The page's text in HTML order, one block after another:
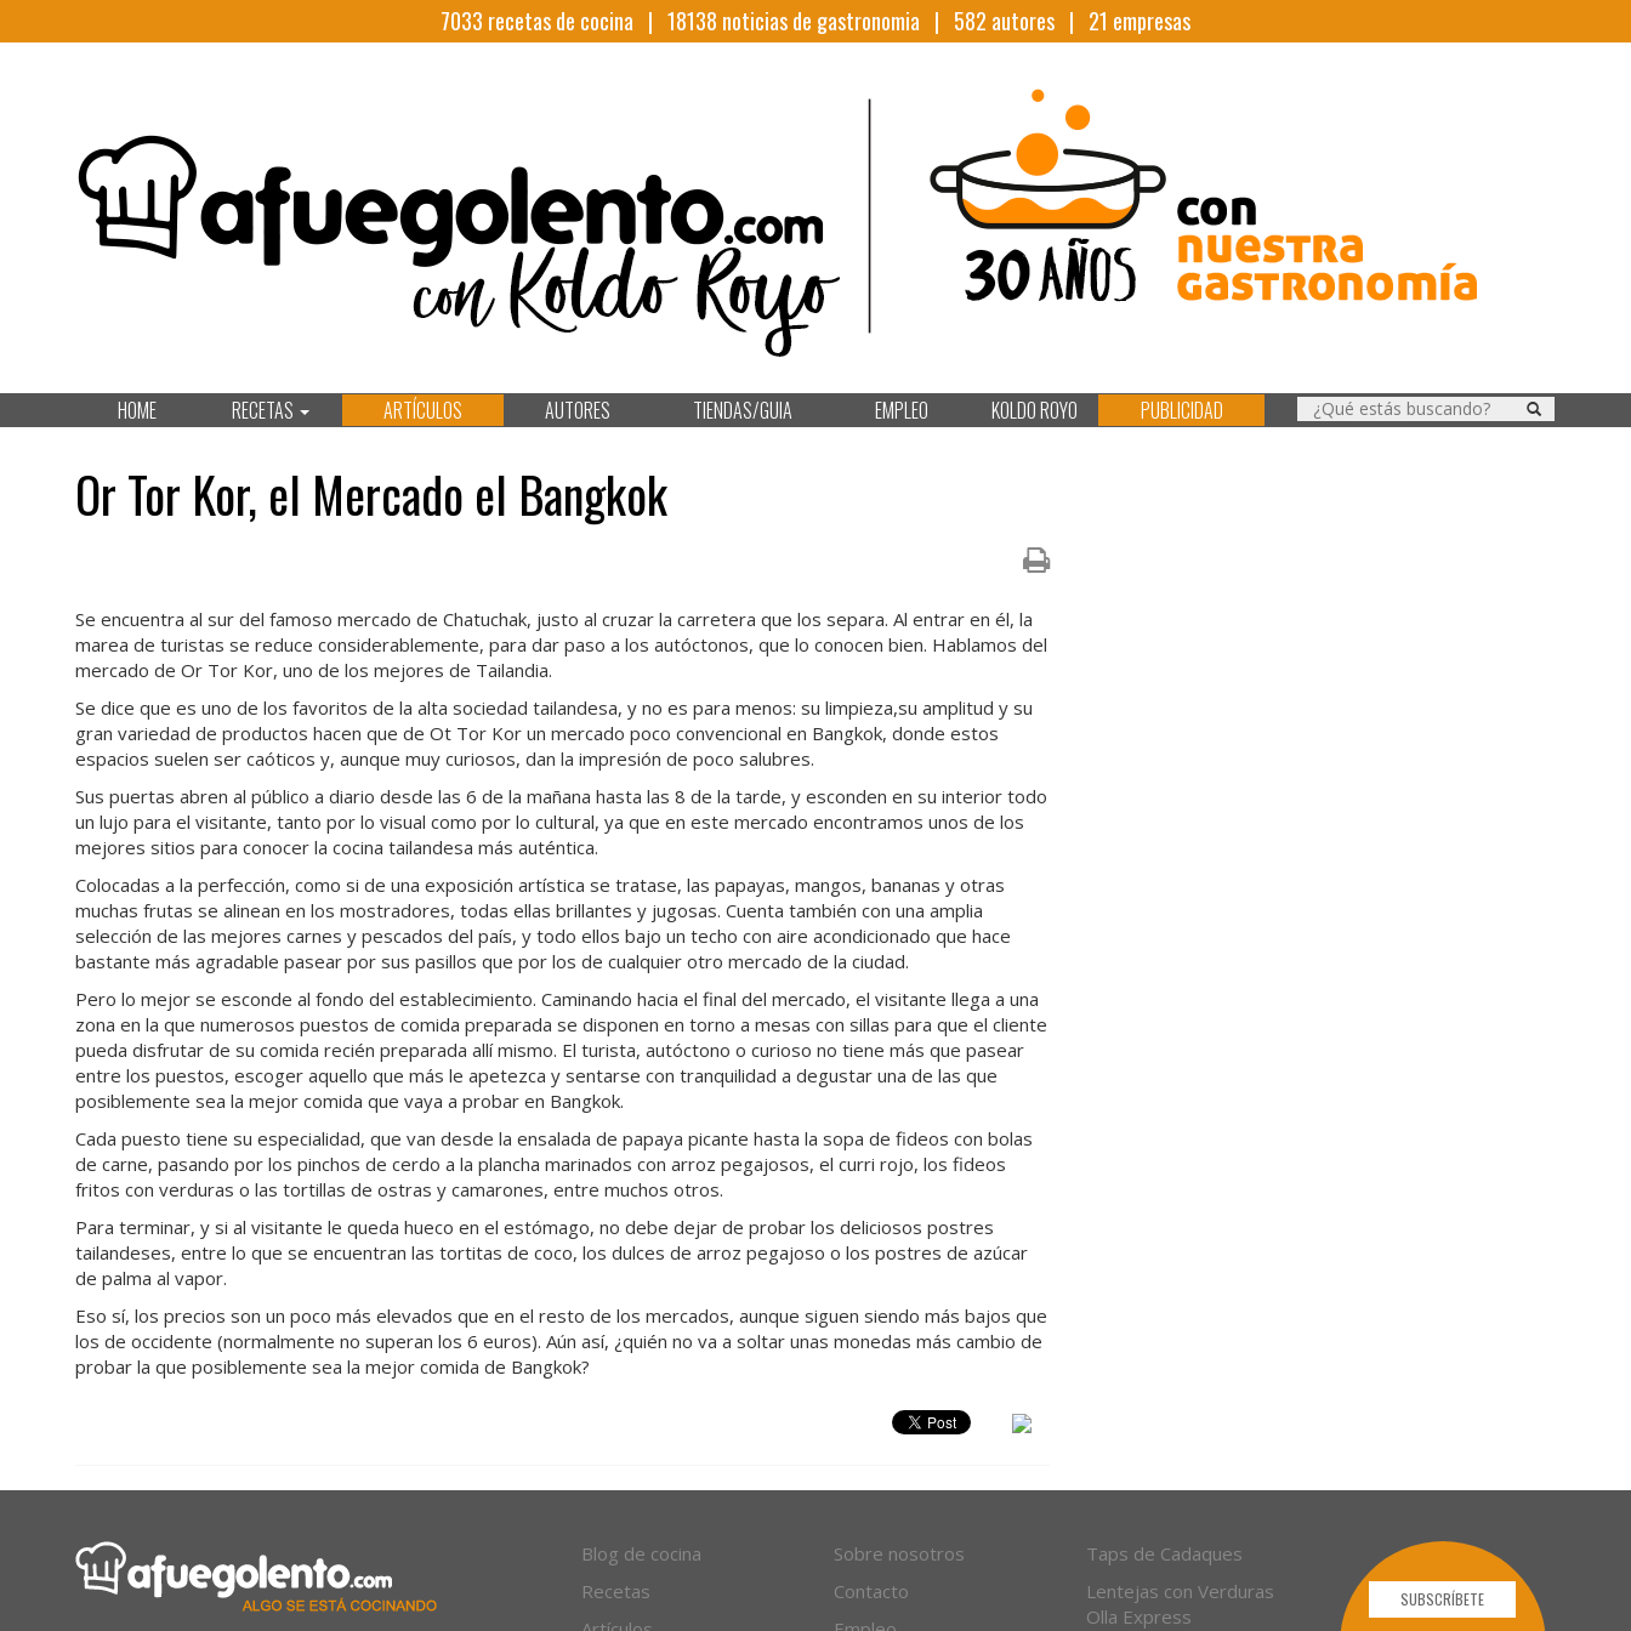
7033 recetas de cocina | 18138 noticias de gastronomia | 582 autores | 21 empresas
HOME RECETAS ARTÍCULOS AUTORES TIENDAS/GUIA EMPLEO KOLDO ROYO PUBLICIDAD
Or Tor Kor, el Mercado el Bangkok
Se encuentra al sur del famoso mercado de Chatuchak, justo al cruzar la carretera que los separa. Al entrar en él, la
marea de turistas se reduce considerablemente, para dar paso a los autóctonos, que lo conocen bien. Hablamos del
mercado de Or Tor Kor, uno de los mejores de Tailandia.
Se dice que es uno de los favoritos de la alta sociedad tailandesa, y no es para menos: su limpieza,su amplitud y su
gran variedad de productos hacen que de Ot Tor Kor un mercado poco convencional en Bangkok, donde estos
espacios suelen ser caóticos y, aunque muy curiosos, dan la impresión de poco salubres.
Sus puertas abren al público a diario desde las 6 de la mañana hasta las 8 de la tarde, y esconden en su interior todo
un lujo para el visitante, tanto por lo visual como por lo cultural, ya que en este mercado encontramos unos de los
mejores sitios para conocer la cocina tailandesa más auténtica.
Colocadas a la perfección, como si de una exposición artística se tratase, las papayas, mangos, bananas y otras
muchas frutas se alinean en los mostradores, todas ellas brillantes y jugosas. Cuenta también con una amplia
selección de las mejores carnes y pescados del país, y todo ellos bajo un techo con aire acondicionado que hace
bastante más agradable pasear por sus pasillos que por los de cualquier otro mercado de la ciudad.
Pero lo mejor se esconde al fondo del establecimiento. Caminando hacia el final del mercado, el visitante llega a una
zona en la que numerosos puestos de comida preparada se disponen en torno a mesas con sillas para que el cliente
pueda disfrutar de su comida recién preparada allí mismo. El turista, autóctono o curioso no tiene más que pasear
entre los puestos, escoger aquello que más le apetezca y sentarse con tranquilidad a degustar una de las que
posiblemente sea la mejor comida que vaya a probar en Bangkok.
Cada puesto tiene su especialidad, que van desde la ensalada de papaya picante hasta la sopa de fideos con bolas
de carne, pasando por los pinchos de cerdo a la plancha marinados con arroz pegajosos, el curri rojo, los fideos
fritos con verduras o las tortillas de ostras y camarones, entre muchos otros.
Para terminar, y si al visitante le queda hueco en el estómago, no debe dejar de probar los deliciosos postres
tailandeses, entre lo que se encuentran las tortitas de coco, los dulces de arroz pegajoso o los postres de azúcar
de palma al vapor.
Eso sí, los precios son un poco más elevados que en el resto de los mercados, aunque siguen siendo más bajos que
los de occidente (normalmente no superan los 6 euros). Aún así, ¿quién no va a soltar unas monedas más cambio de
probar la que posiblemente sea la mejor comida de Bangkok?
Blog de cocina
Recetas
Sobre nosotros
Contacto
Taps de Cadaques
Lentejas con Verduras
Olla Express
SUBSCRÍBETE